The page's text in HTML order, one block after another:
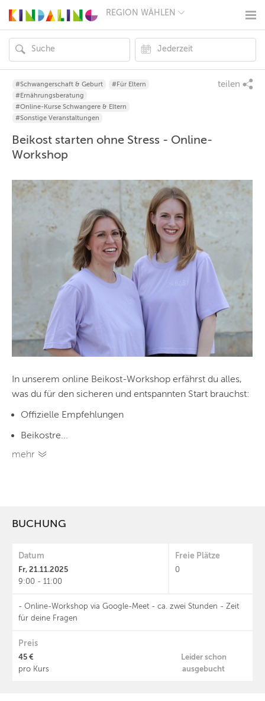
REGION WÄHLEN
MÜNCHEN
HAMBURG
FRANKFURT
KÖLN
DÜSSELDORF
ESSEN
DRESDEN
ANDERE
REGIONEN
#Schwangerschaft & Geburt
#Für Eltern
#Ernährungsberatung
#Online-Kurse Schwangere & Eltern
#Sonstige Veranstaltungen
teilen
Beikost starten ohne Stress - Online-
Workshop
In unserem online Beikost-Workshop erfährst du alles,
was du für den sicheren und entspannten Start brauchst:
Offizielle Empfehlungen
Beikostre...
mehr
BUCHUNG
Datum
Fr, 21.11.2025
9:00 - 11:00
- Online-Workshop via Google-Meet - ca. zwei Stunden - Zeit
für deine Fragen
Freie Plätze
0
Preis
45 €
pro Kurs
Leider schon
ausgebucht